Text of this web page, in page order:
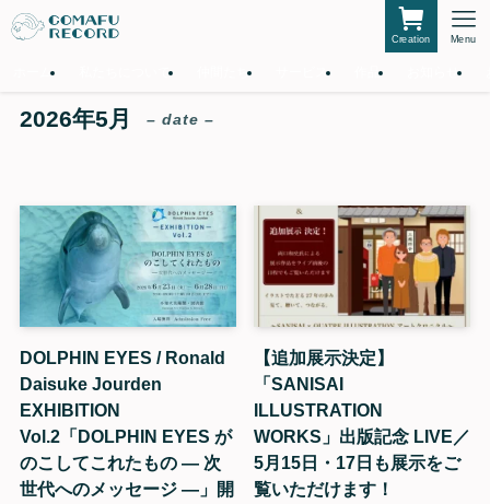
Creation Menu
ホーム 私たちについて 仲間たち サービス 作品 お知らせ
2026年5月 – date –
DOLPHIN EYES / Ronald
Daisuke Jourden
EXHIBITION
Vol.2「DOLPHIN EYES が
のこしてこれたもの — 次
世代へのメッセージ —」開
【追加展示決定】
「SANISAI
ILLUSTRATION
WORKS」出版記念 LIVE／
5月15日・17日も展示をご
覧いただけます！